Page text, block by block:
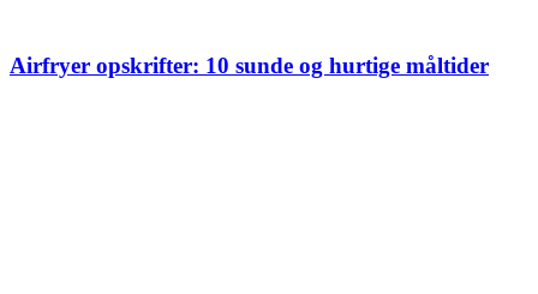
Airfryer opskrifter: 10 sunde og hurtige måltider